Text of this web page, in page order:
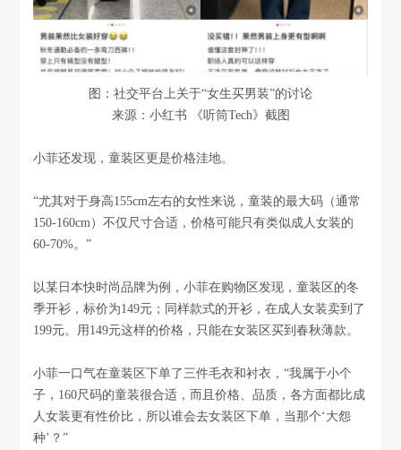
图：社交平台上关于“女生买男装”的讨论
来源：小红书 《听筒Tech》截图
小菲还发现，童装区更是价格洼地。
“尤其对于身高155cm左右的女性来说，童装的最大码（通常
150-160cm）不仅尺寸合适，价格可能只有类似成人女装的
60-70%。”
以某日本快时尚品牌为例，小菲在购物区发现，童装区的冬
季开衫，标价为149元；同样款式的开衫，在成人女装卖到了
199元。用149元这样的价格，只能在女装区买到春秋薄款。
小菲一口气在童装区下单了三件毛衣和衬衣，“我属于小个
子，160尺码的童装很合适，而且价格、品质，各方面都比成
人女装更有性价比，所以谁会去女装区下单，当那个‘大怨
种’？”